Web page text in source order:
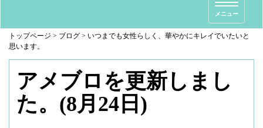
T
o
g
l
n
メニュー
トップページ > ブログ > いつまでも女性らしく、華やかにキレイでいたいと
思います。
アメブロを更新しまし
た。(8月24日)